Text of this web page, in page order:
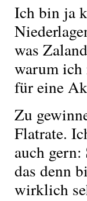
Ich bin ja
was
warum ich
für eine
Zu
Flatrate.
auch gern:
das denn
wirklich